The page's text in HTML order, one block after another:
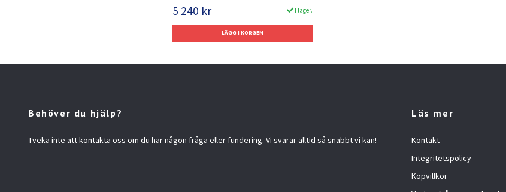
5 240 kr I lager.
Behöver du hjälp?
Tveka inte att kontakta oss om du har någon fråga eller fundering. Vi svarar alltid så snabbt vi kan!
Läs mer
Kontakt
Integritetspolicy
Köpvillkor